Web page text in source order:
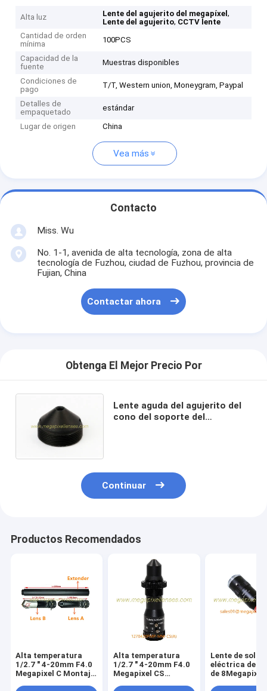
Alta luz Lente del agujerito del megapíxel,
Lente del agujerito, CCTV lente
Cantidad de orden
mínima
100PCS
Capacidad de la
fuente
Muestras disponibles
Condiciones de
pago
T/T, Western union, Moneygram, Paypal
Detalles de
empaquetado
estándar
Lugar de origen China
Vea más
Contacto
Miss. Wu
No. 1-1, avenida de alta tecnología, zona de alta
tecnología de Fuzhou, ciudad de Fuzhou, provincia de
Fujian, China
Contactar ahora
Obtenga El Mejor Precio Por
Lente aguda del agujerito del
cono del soporte del
Continuar
Productos Recomendados
Alta temperatura
1/2.7 " 4-20mm F4.0
Megapixel C Montaje
Alta temperatura
1/2.7 " 4-20mm F4.0
Megapixel CS
Lente de
eléctrica de
de